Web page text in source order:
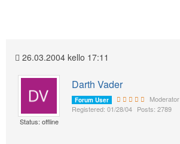
26.03.2004 kello 17:11
Status: offline
Darth Vader
Forum User
Moderator
Registered: 01/28/04 Posts: 2789